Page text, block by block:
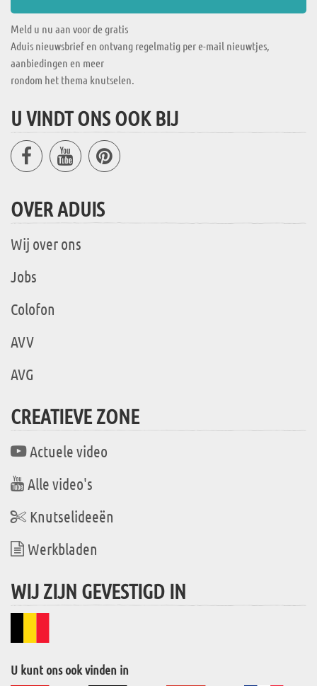
Meld u nu aan voor de gratis
Aduis nieuwsbrief en ontvang regelmatig per e-mail nieuwtjes,
aanbiedingen en meer
rondom het thema knutselen.
U VINDT ONS OOK BIJ
OVER ADUIS
Wij over ons
Jobs
Colofon
AVV
AVG
CREATIEVE ZONE
Actuele video
Alle video's
Knutselideeën
Werkbladen
WIJ ZIJN GEVESTIGD IN
U kunt ons ook vinden in